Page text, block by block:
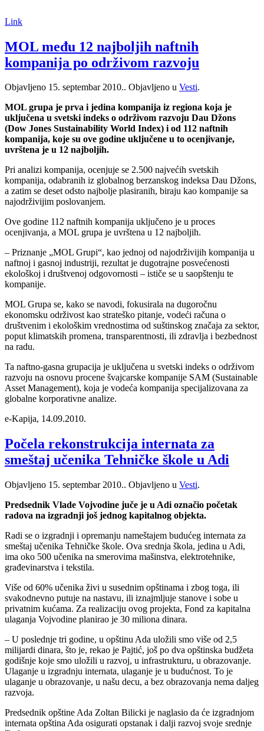
Link
MOL među 12 najboljih naftnih
kompanija po održivom razvoju
Objavljeno 15. septembar 2010.. Objavljeno u Vesti.
MOL grupa je prva i jedina kompanija iz regiona koja je
uključena u svetski indeks o održivom razvoju Dau Džons
(Dow Jones Sustainability World Index) i od 112 naftnih
kompanija, koje su ove godine uključene u to ocenjivanje,
uvrštena je u 12 najboljih.
Pri analizi kompanija, ocenjuje se 2.500 najvećih svetskih
kompanija, odabranih iz globalnog berzanskog indeksa Dau Džons,
a zatim se deset odsto najbolje plasiranih, biraju kao kompanije sa
najodrživijim poslovanjem.
Ove godine 112 naftnih kompanija uključeno je u proces
ocenjivanja, a MOL grupa je uvrštena u 12 najboljih.
– Priznanje „MOL Grupi“, kao jednoj od najodrživijih kompanija u
naftnoj i gasnoj industriji, rezultat je dugotrajne posvećenosti
ekološkoj i društvenoj odgovornosti – ističe se u saopštenju te
kompanije.
MOL Grupa se, kako se navodi, fokusirala na dugoročnu
ekonomsku održivost kao strateško pitanje, vodeći računa o
društvenim i ekološkim vrednostima od suštinskog značaja za sektor,
poput klimatskih promena, transparentnosti, ili zdravlja i bezbednost
na radu.
Ta naftno-gasna grupacija je uključena u svetski indeks o održivom
razvoju na osnovu procene švajcarske kompanije SAM (Sustainable
Asset Management), koja je vodeća kompanija specijalizovana za
globalne korporativne analize.
e-Kapija, 14.09.2010.
Počela rekonstrukcija internata za
smeštaj učenika Tehničke škole u Adi
Objavljeno 15. septembar 2010.. Objavljeno u Vesti.
Predsednik Vlade Vojvodine juče je u Adi označio početak
radova na izgradnji još jednog kapitalnog objekta.
Radi se o izgradnji i opremanju nameštajem budućeg internata za
smeštaj učenika Tehničke škole. Ova srednja škola, jedina u Adi,
ima oko 500 učenika na smerovima mašinstva, elektrotehnike,
građevinarstva i tekstila.
Više od 60% učenika živi u susednim opštinama i zbog toga, ili
svakodnevno putuje na nastavu, ili iznajmljuje stanove i sobe u
privatnim kućama. Za realizaciju ovog projekta, Fond za kapitalna
ulaganja Vojvodine planirao je 30 miliona dinara.
– U poslednje tri godine, u opštinu Ada uložili smo više od 2,5
milijardi dinara, što je, rekao je Pajtić, još po dva opštinska budžeta
godišnje koje smo uložili u razvoj, u infrastrukturu, u obrazovanje.
Ulaganje u izgradnju internata, ulaganje je u budućnost. To je
ulaganje u obrazovanje, u našu decu, a bez obrazovanja nema daljeg
razvoja.
Predsednik opštine Ada Zoltan Bilicki je naglasio da će izgradnjom
internata opština Ada osigurati opstanak i dalji razvoj svoje srednje